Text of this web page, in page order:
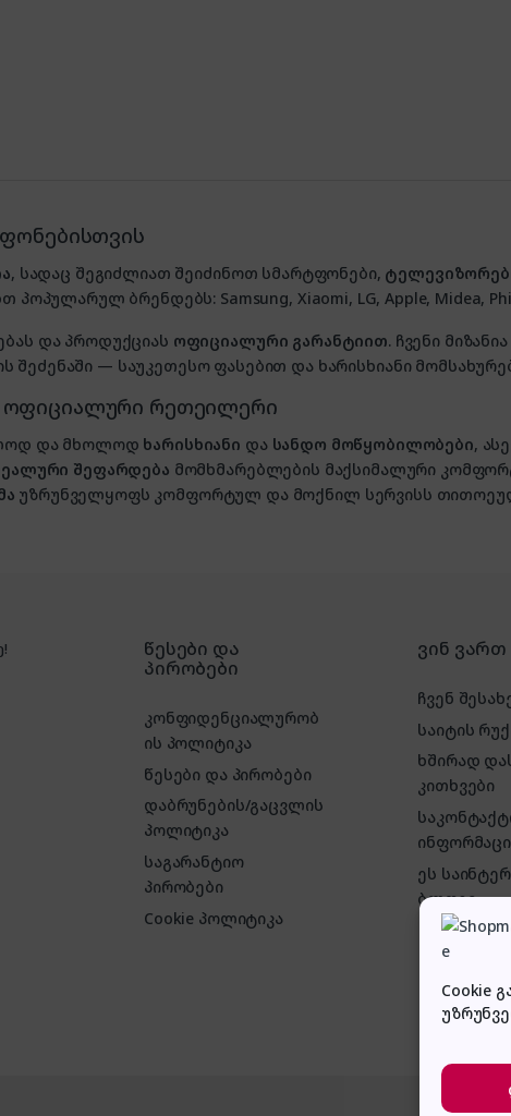
Cookie
, სადაც შეგიძლიათ შეიძინოთ სმარტფონები,
პოპულარულ ბრენდებს: Samsung, Xiaomi, LG, Apple, Midea,
და პროდუქციას ოფიციალური გარანტიით. ჩვენი
— საუკეთესო ფასებით და ხარისხიანი
ოფიციალური რეთეილერი
და მხოლოდ ხარისხიანი და სანდო მოწყობილობები,
შეფარდება მომხმარებლების მაქსიმალური
უზრუნველყოფს კომფორტულ და მოქნილ სერვისს
წესები და
პირობები
კონფიდენციალურობ
ის პოლიტიკა
წესები და პირობები
დაბრუნების/გაცვლის
პოლიტიკა
საგარანტიო
პირობები
Cookie პოლიტიკა
ვინ ვართ
ჩვენ
საიტის
ხშირად
კითხვები
ეს
ბლოგი